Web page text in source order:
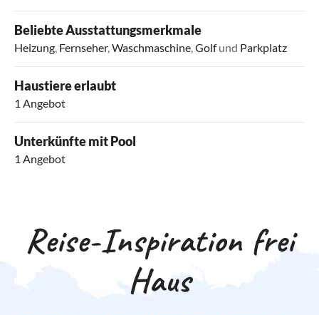
Beliebte Ausstattungsmerkmale
Heizung, Fernseher,Waschmaschine,Golfund Parkplatz
Haustiere erlaubt
1 Angebot
Unterkünfte mit Pool
1 Angebot
Reise-Inspiration frei
Haus